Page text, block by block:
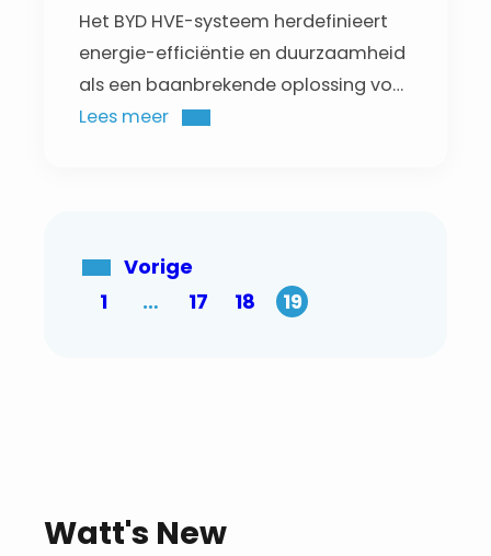
Het BYD HVE-systeem herdefinieert
energie-efficiëntie en duurzaamheid
als een baanbrekende oplossing voor
residentiële energieopslag. Het
compatibiliteit voor huishoudelijk
gebruik.
Lees meer
Vorige
1
… 17 18 19
Watt's New